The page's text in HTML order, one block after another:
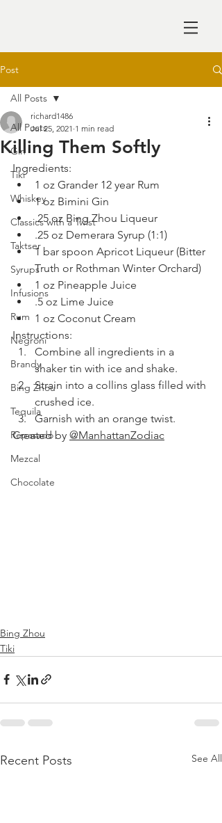
Post
All Posts
Gin
Tiki
Whiskey
Classics with a Twist
Taktser
Syrups
Infusions
Rum
Negroni
Brandy
Bing Zhou
Tequila
Repasado
Mezcal
Chocolate
All Posts
Killing Them Softly
richard1486
Jul 25, 2021 1 min read
Ingredients:
1 oz Grander 12 year Rum
1 oz Bimini Gin
.25 oz Bing Zhou Liqueur
.25 oz Demerara Syrup (1:1)
1 bar spoon Apricot Liqueur (Bitter
Truth or Rothman Winter Orchard)
1 oz Pineapple Juice
.5 oz Lime Juice
1 oz Coconut Cream
Instructions:
Combine all ingredients in a
shaker tin with ice and shake.
Strain into a collins glass filled with
crushed ice.
Garnish with an orange twist.
Created by @ManhattanZodiac
Bing Zhou
Tiki
Recent Posts See All